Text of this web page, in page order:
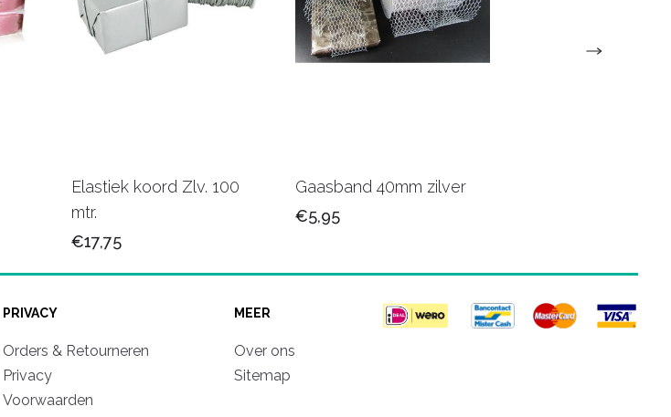
Elastiek koord Zlv. 100
mtr.
€17,75
Gaasband 40mm zilver
€5,95
PRIVACY
Orders & Retourneren
Privacy
Voorwaarden
MEER
Over ons
Sitemap